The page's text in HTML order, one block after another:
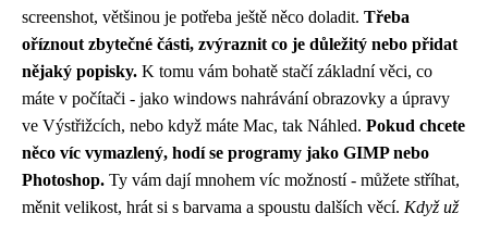
screenshot, většinou je potřeba ještě něco doladit. Třeba
oříznout zbytečné části, zvýraznit co je důležitý nebo přidat
nějaký popisky. K tomu vám bohatě stačí základní věci, co
máte v počítači - jako windows nahrávání obrazovky a úpravy
ve Výstřižcích, nebo když máte Mac, tak Náhled. Pokud chcete
něco víc vymazlený, hodí se programy jako GIMP nebo
Photoshop. Ty vám dají mnohem víc možností - můžete stříhat,
měnit velikost, hrát si s barvama a spoustu dalších věcí. Když už